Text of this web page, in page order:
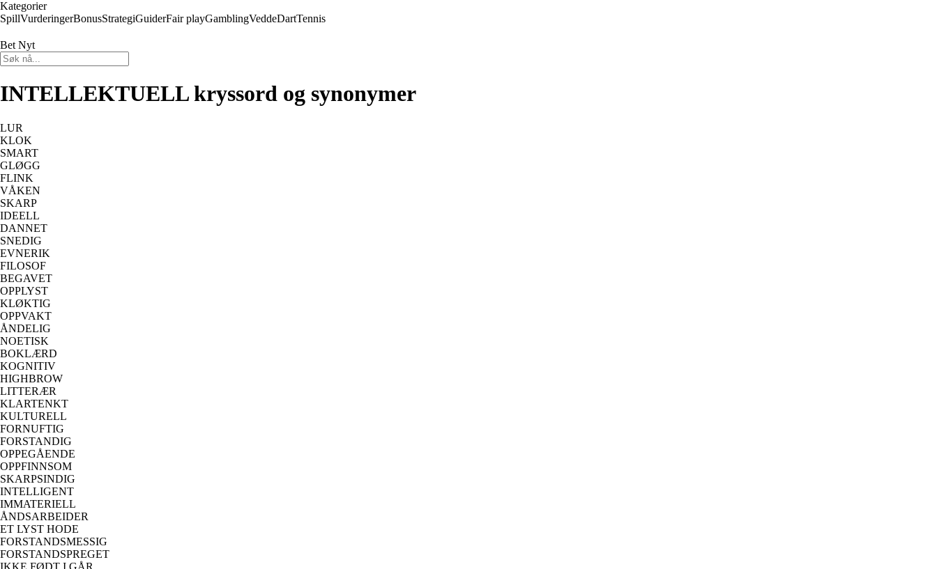
Kategorier
SpillVurderingerBonusStrategiGuiderFair playGamblingVeddeDartTennis
Bet Nyt
INTELLEKTUELL kryssord og synonymer
LUR
KLOK
SMART
GLØGG
FLINK
VÅKEN
SKARP
IDEELL
DANNET
SNEDIG
EVNERIK
FILOSOF
BEGAVET
OPPLYST
KLØKTIG
OPPVAKT
ÅNDELIG
NOETISK
BOKLÆRD
KOGNITIV
HIGHBROW
LITTERÆR
KLARTENKT
KULTURELL
FORNUFTIG
FORSTANDIG
OPPEGÅENDE
OPPFINNSOM
SKARPSINDIG
INTELLIGENT
IMMATERIELL
ÅNDSARBEIDER
ET LYST HODE
FORSTANDSMESSIG
FORSTANDSPREGET
IKKE FØDT I GÅR